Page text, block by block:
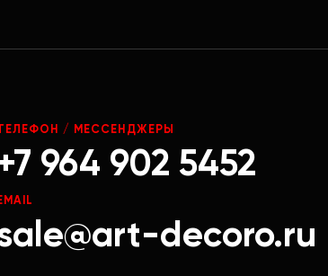
/ МЕССЕНДЖЕРЫ
964 902 5452
decoro.ru